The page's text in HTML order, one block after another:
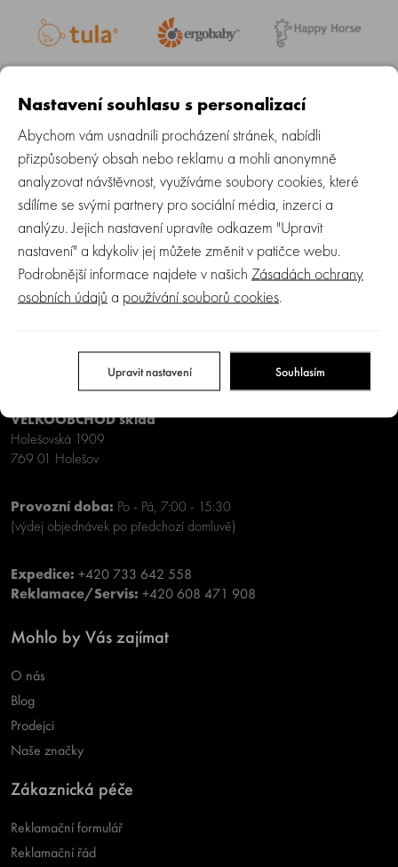
Daily Newsletter Sign Up
ODEBÍRAT
Baby Group s.r.o.
VELKOOBCHOD A VÝDEJNA e-shopu Crystalbaby
769 01 Holešov
VELKOOBCHOD sklad
Holešovská 1909
769 01 Holešov
Provozní doba: Po - Pá, 7:00 - 15:30
(výdej objednávek po předchozí domluvě)
Expedice: +420 733 642 558
Reklamace/Servis: +420 608 471 908
Mohlo by Vás zajímat
O nás
Blog
Prodejci
Naše značky
Zákaznická péče
Reklamační formulář
Reklamační řád
Nastavení souhlasu s personalizací
Abychom vám usnadnili procházení stránek, nabídli
přizpůsobený obsah nebo reklamu a mohli anonymně
analyzovat návštěvnost, využíváme soubory cookies, které
sdílíme se svými partnery pro sociální média, inzerci a
analýzu. Jejich nastavení upravíte odkazem "Upravit
nastavení" a kdykoliv jej můžete změnit v patičce webu.
Podrobnější informace najdete v našich Zásadách ochrany
osobních údajů a používání souborů cookies.
Upravit nastavení Souhlasím